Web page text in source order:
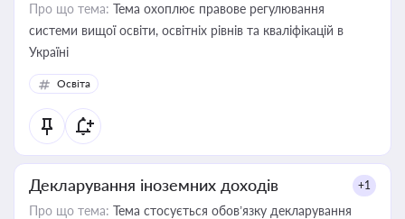
Про що тема: Тема охоплює правове регулювання
системи вищої освіти, освітніх рівнів та кваліфікацій в
Україні
Освіта
Декларування іноземних доходів +1
Про що тема: Тема стосується обов’язку декларування